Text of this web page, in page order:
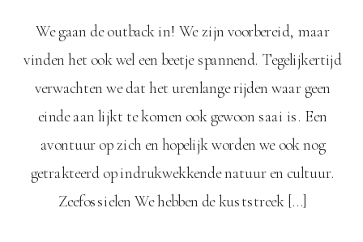
We gaan de outback in! We zijn voorbereid, maar
vinden het ook wel een beetje spannend. Tegelijkertijd
verwachten we dat het urenlange rijden waar geen
einde aan lijkt te komen ook gewoon saai is. Een
avontuur op zich en hopelijk worden we ook nog
getrakteerd op indrukwekkende natuur en cultuur.
Zeefossielen We hebben de kuststreek […]